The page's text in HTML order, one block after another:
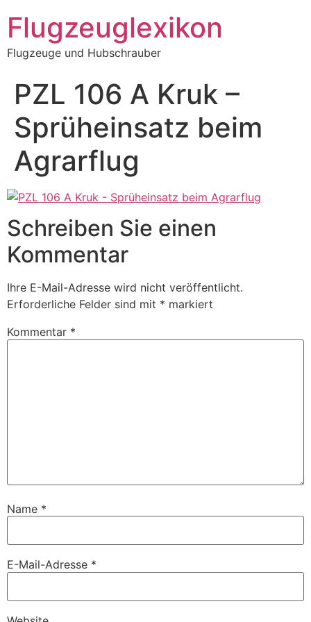
Inhalt
springen
Flugzeuglexikon
Flugzeuge und Hubschrauber
PZL 106 A Kruk –
Sprüheinsatz beim
Agrarflug
Schreiben Sie einen
Kommentar
Ihre E-Mail-Adresse wird nicht veröffentlicht.
Erforderliche Felder sind mit * markiert
Kommentar *
Name *
E-Mail-Adresse *